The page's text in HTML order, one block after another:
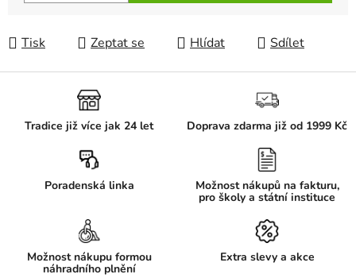
Tisk Zeptat se Hlídat Sdílet
Tradice již více jak 24 let Doprava zdarma již od 1999 Kč
Poradenská linka Možnost nákupů na fakturu,
pro školy a státní instituce
Možnost nákupu formou
náhradního plnění
Extra slevy a akce